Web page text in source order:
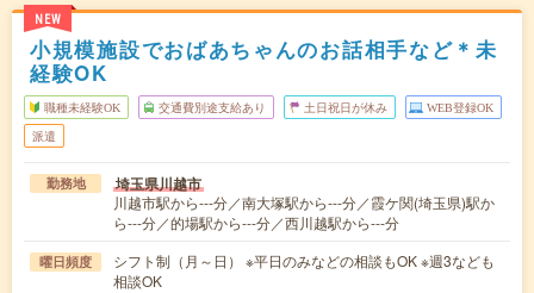
NEW
小規模施設でおばあちゃんのお話相手など＊未
経験OK
職種未経験OK 交通費別途支給あり 土日祝日が休み WEB登録OK
派遣
勤務地 埼玉県川越市
川越市駅から---分／南大塚駅から---分／霞ケ関(埼玉県)駅か
ら---分／的場駅から---分／西川越駅から---分
曜日頻度
シフト制（月～日） ※平日のみなどの相談もOK ※週3なども
相談OK